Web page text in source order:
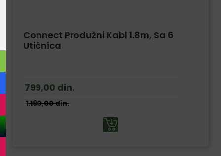
Connect Produžni Kabl 1.8m, Sa 6
Utičnica
799,00 din.
1.190,00din.